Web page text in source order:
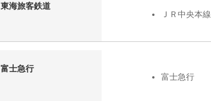
東海旅客鉄道
ＪＲ中央本線
富士急行
富士急行